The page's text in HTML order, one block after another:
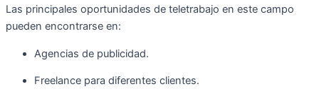
Las principales oportunidades de teletrabajo en este campo
pueden encontrarse en:
Agencias de publicidad.
Freelance para diferentes clientes.